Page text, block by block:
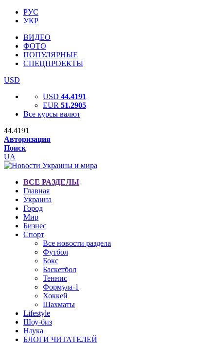
РУС
УКР
ВИДЕО
ФОТО
ПОПУЛЯРНЫЕ
СПЕЦПРОЕКТЫ
USD
USD 44.4191
EUR 51.2905
Все курсы валют
44.4191
Авторизация
Поиск
UA
ВСЕ РАЗДЕЛЫ
Главная
Украина
Город
Мир
Бизнес
Спорт
Все новости раздела
Футбол
Бокс
Баскетбол
Теннис
Формула-1
Хоккей
Шахматы
Lifestyle
Шоу-биз
Наука
БЛОГИ ЧИТАТЕЛЕЙ